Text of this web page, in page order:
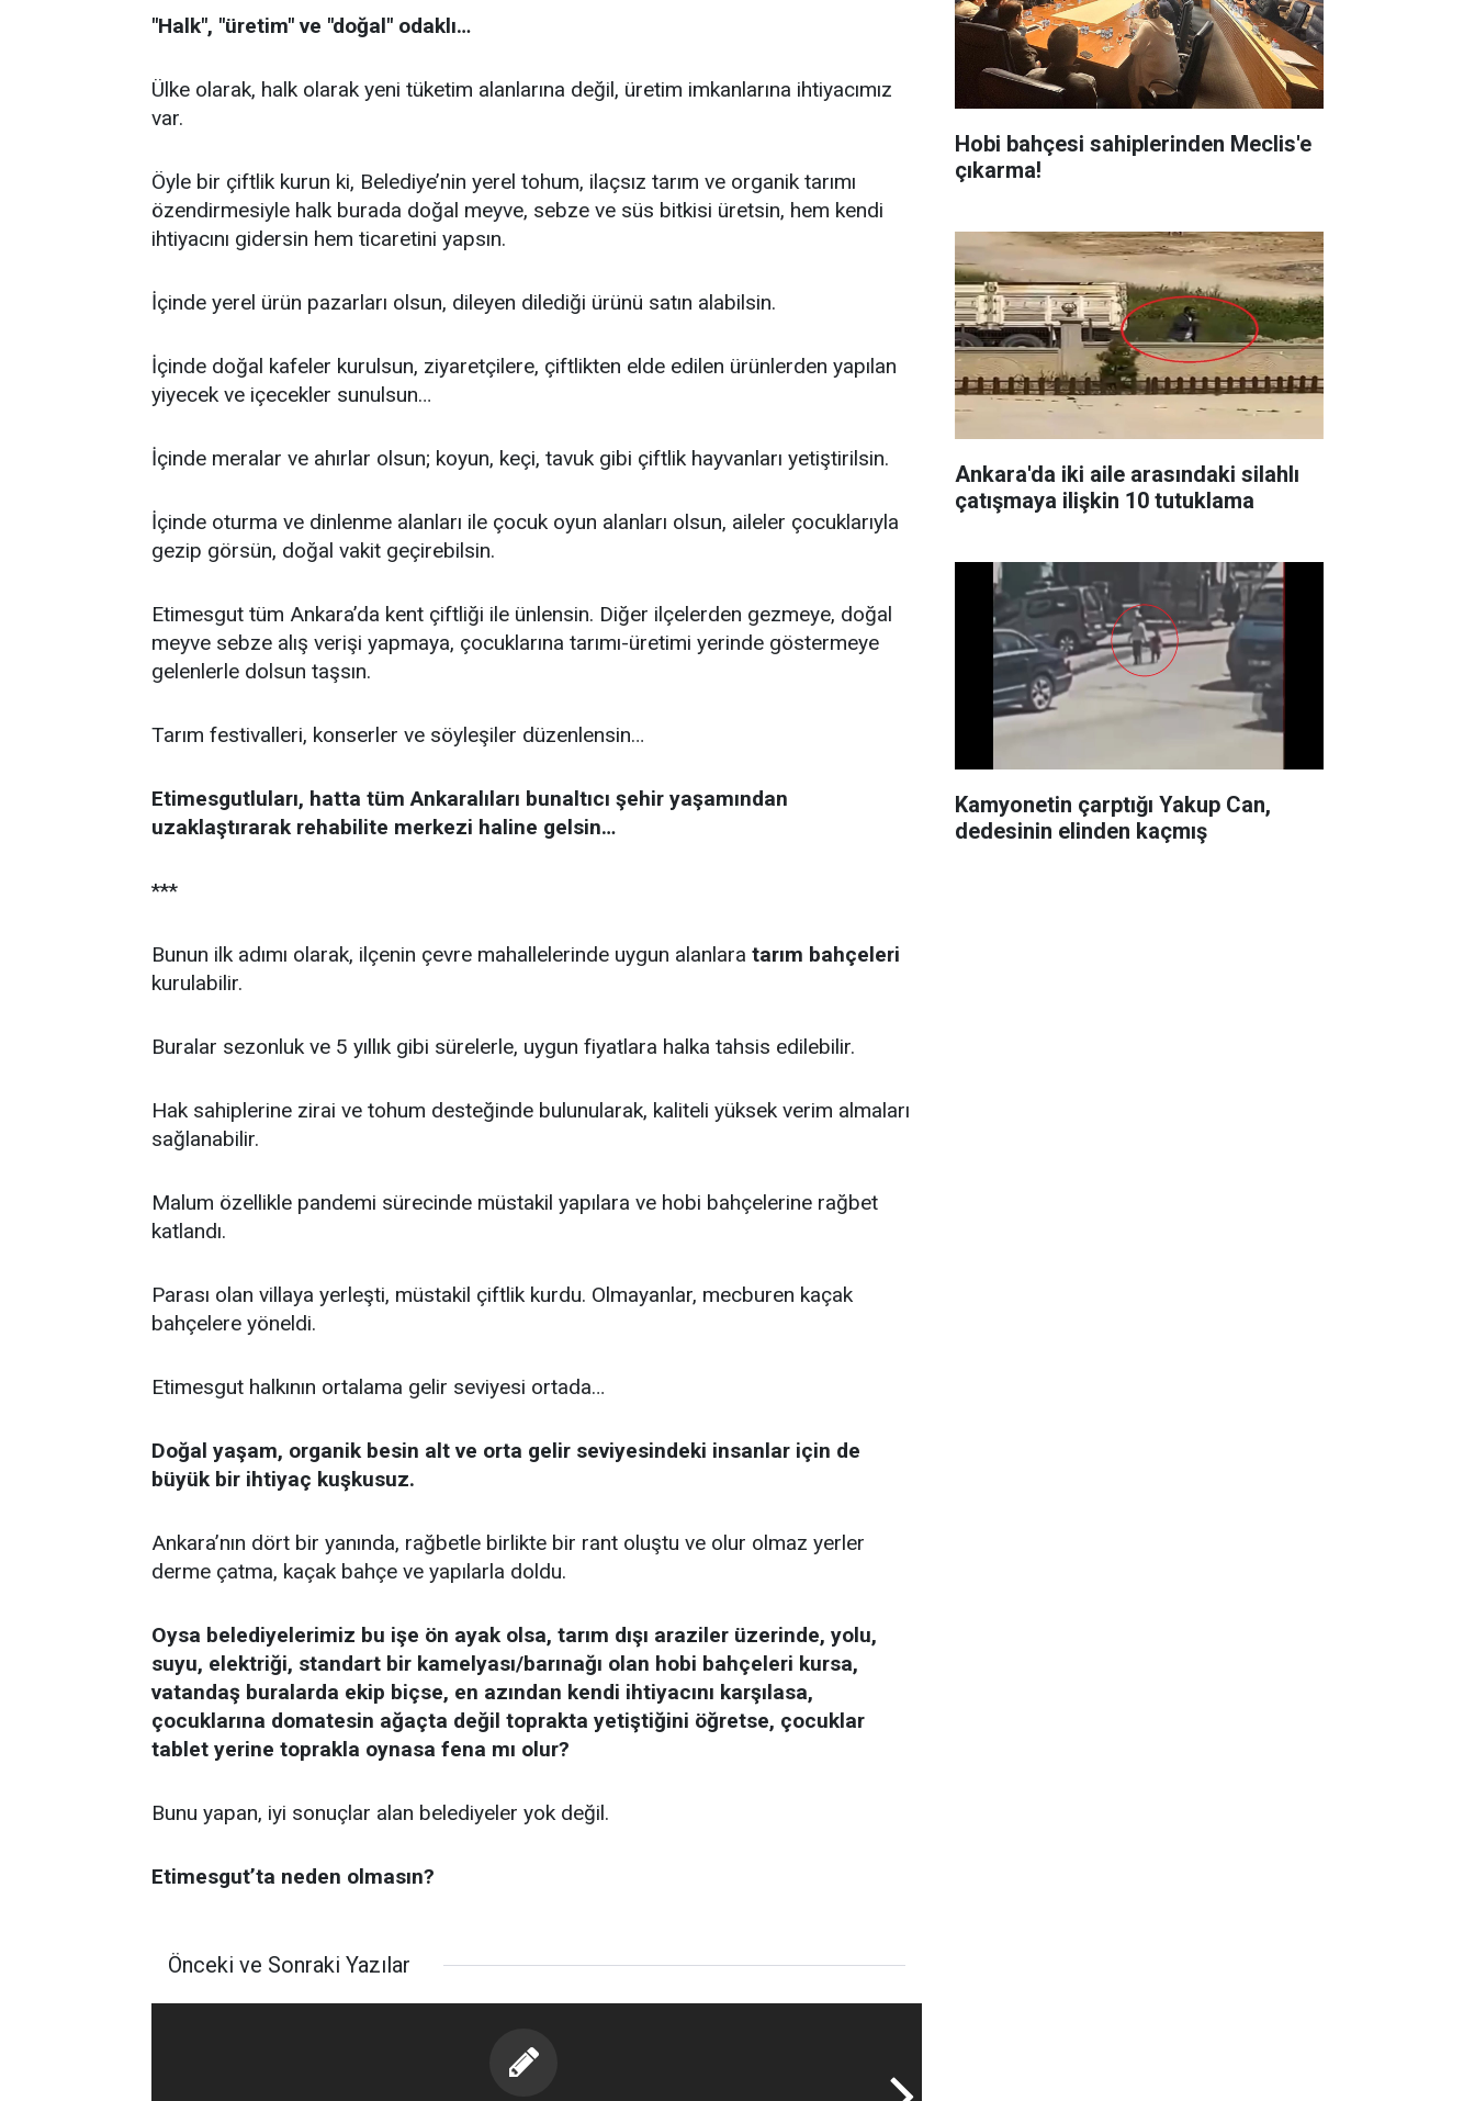
"Halk", "üretim" ve "doğal" odaklı…
Ülke olarak, halk olarak yeni tüketim alanlarına değil, üretim imkanlarına ihtiyacımız
var.
Öyle bir çiftlik kurun ki, Belediye’nin yerel tohum, ilaçsız tarım ve organik tarımı
özendirmesiyle halk burada doğal meyve, sebze ve süs bitkisi üretsin, hem kendi
ihtiyacını gidersin hem ticaretini yapsın.
İçinde yerel ürün pazarları olsun, dileyen dilediği ürünü satın alabilsin.
İçinde doğal kafeler kurulsun, ziyaretçilere, çiftlikten elde edilen ürünlerden yapılan
yiyecek ve içecekler sunulsun…
İçinde meralar ve ahırlar olsun; koyun, keçi, tavuk gibi çiftlik hayvanları yetiştirilsin.
İçinde oturma ve dinlenme alanları ile çocuk oyun alanları olsun, aileler çocuklarıyla
gezip görsün, doğal vakit geçirebilsin.
Etimesgut tüm Ankara’da kent çiftliği ile ünlensin. Diğer ilçelerden gezmeye, doğal
meyve sebze alış verişi yapmaya, çocuklarına tarımı-üretimi yerinde göstermeye
gelenlerle dolsun taşsın.
Tarım festivalleri, konserler ve söyleşiler düzenlensin…
Etimesgutluları, hatta tüm Ankaralıları bunaltıcı şehir yaşamından
uzaklaştırarak rehabilite merkezi haline gelsin…
***
Bunun ilk adımı olarak, ilçenin çevre mahallelerinde uygun alanlara tarım bahçeleri
kurulabilir.
Buralar sezonluk ve 5 yıllık gibi sürelerle, uygun fiyatlara halka tahsis edilebilir.
Hak sahiplerine zirai ve tohum desteğinde bulunularak, kaliteli yüksek verim almaları
sağlanabilir.
Malum özellikle pandemi sürecinde müstakil yapılara ve hobi bahçelerine rağbet
katlandı.
Parası olan villaya yerleşti, müstakil çiftlik kurdu. Olmayanlar, mecburen kaçak
bahçelere yöneldi.
Etimesgut halkının ortalama gelir seviyesi ortada…
Doğal yaşam, organik besin alt ve orta gelir seviyesindeki insanlar için de
büyük bir ihtiyaç kuşkusuz.
Ankara’nın dört bir yanında, rağbetle birlikte bir rant oluştu ve olur olmaz yerler
derme çatma, kaçak bahçe ve yapılarla doldu.
Oysa belediyelerimiz bu işe ön ayak olsa, tarım dışı araziler üzerinde, yolu,
suyu, elektriği, standart bir kamelyası/barınağı olan hobi bahçeleri kursa,
vatandaş buralarda ekip biçse, en azından kendi ihtiyacını karşılasa,
çocuklarına domatesin ağaçta değil toprakta yetiştiğini öğretse, çocuklar
tablet yerine toprakla oynasa fena mı olur?
Bunu yapan, iyi sonuçlar alan belediyeler yok değil.
Etimesgut’ta neden olmasın?
Önceki ve Sonraki Yazılar
Hobi bahçesi sahiplerinden Meclis'e
çıkarma!
Ankara'da iki aile arasındaki silahlı
çatışmaya ilişkin 10 tutuklama
Kamyonetin çarptığı Yakup Can,
dedesinin elinden kaçmış